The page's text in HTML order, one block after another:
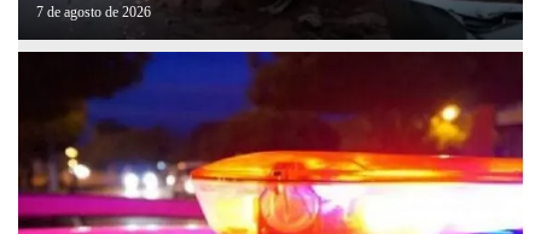
7 de agosto de 2026